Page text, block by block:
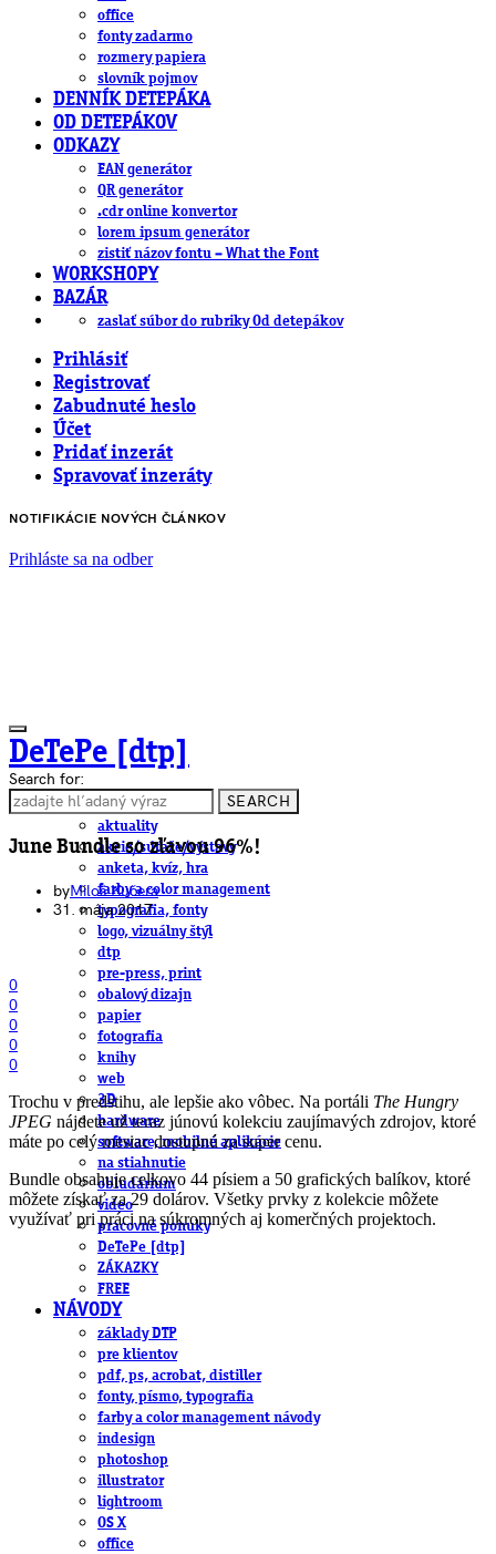
office
fonty zadarmo
rozmery papiera
slovník pojmov
DENNÍK DETEPÁKA
OD DETEPÁKOV
ODKAZY
EAN generátor
QR generátor
.cdr online konvertor
lorem ipsum generátor
zistiť názov fontu – What the Font
WORKSHOPY
BAZÁR
zaslať súbor do rubriky Od detepákov
Prihlásiť
Registrovať
Zabudnuté heslo
Účet
Pridať inzerát
Spravovať inzeráty
NOTIFIKÁCIE NOVÝCH ČLÁNKOV
Prihláste sa na odber
DeTePe [dtp]
ČLÁNKY
aktuality
akcie/súťaže/výstavy
anketa, kvíz, hra
farby a color management
typografia, fonty
logo, vizuálny štýl
dtp
pre-press, print
obalový dizajn
papier
fotografia
knihy
web
3D
hardware
software, mobilné aplikácie
na stiahnutie
obludárium
video
pracovné ponuky
DeTePe [dtp]
ZÁKAZKY
FREE
NÁVODY
základy DTP
pre klientov
pdf, ps, acrobat, distiller
fonty, písmo, typografia
farby a color management návody
indesign
photoshop
illustrator
lightroom
OS X
office
Search for:
SEARCH
June Bundle so zľavou 96%!
byMiloš Kučera
31. mája 2017
0
0
0
0
0
Trochu v predstihu, ale lepšie ako vôbec. Na portáli The Hungry
JPEG nájdete už teraz júnovú kolekciu zaujímavých zdrojov, ktoré
máte po celý mesiac dostupnú za super cenu.
Bundle obsahuje celkovo 44 písiem a 50 grafických balíkov, ktoré
môžete získať za 29 dolárov. Všetky prvky z kolekcie môžete
využívať pri práci na súkromných aj komerčných projektoch.